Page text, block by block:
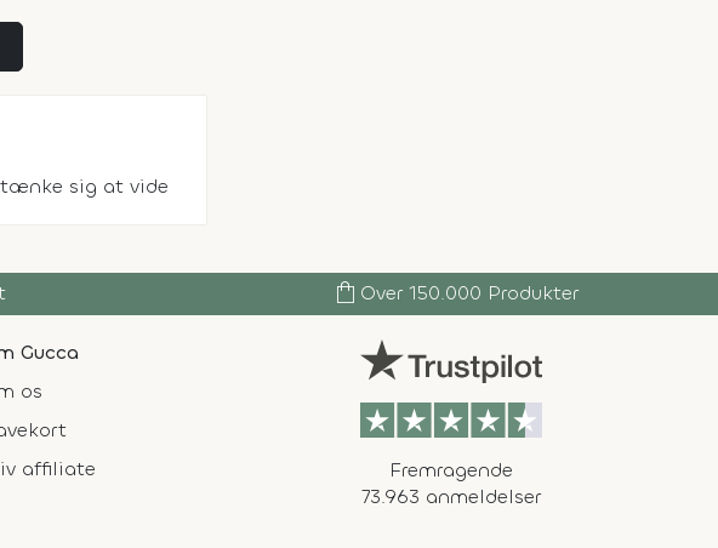
tænke sig at vide
shopping_bag Over 150.000 Produkter
Gucca
os
affiliate
Fremragende
73.963 anmeldelser